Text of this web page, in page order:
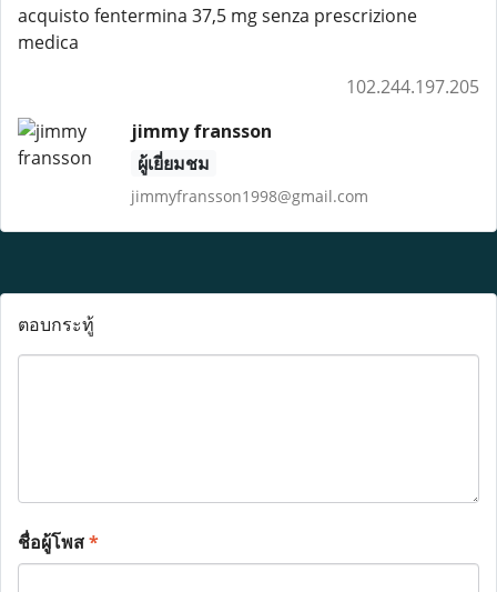
acquisto fentermina 37,5 mg senza prescrizione
medica
102.244.197.205
jimmy fransson
ผู้เยี่ยมชม
jimmyfransson1998@gmail.com
ตอบกระทู้
ชื่อผู้โพส*